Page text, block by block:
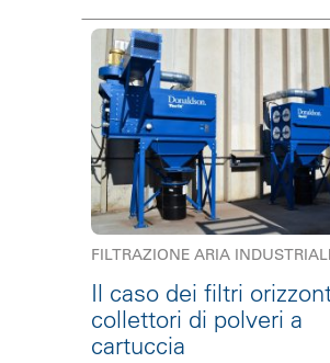
FILTRAZIONE ARIA
Il caso dei filtri
collettori di polveri a
cartuccia